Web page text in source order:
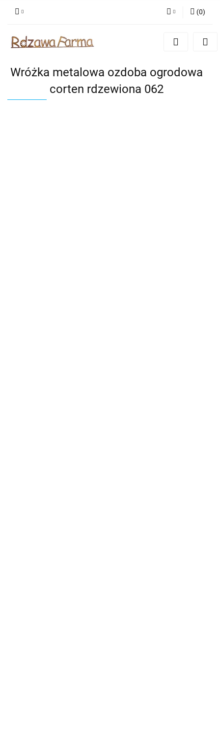
Zaloguj się
Dodaj zgłoszenie
Zgody cookies
(0)
Wróżka metalowa ozdoba ogrodowa
corten rdzewiona 062